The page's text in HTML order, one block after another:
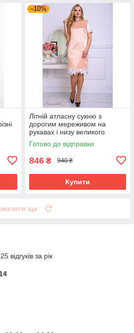
–10%
Літній атласну сукню з
дорогим мереживом на
рукавах і низу великого
розміру 50-56 розміру
Готово до відправки
846 ₴ 940 ₴
Купити
ще
відгуків за рік